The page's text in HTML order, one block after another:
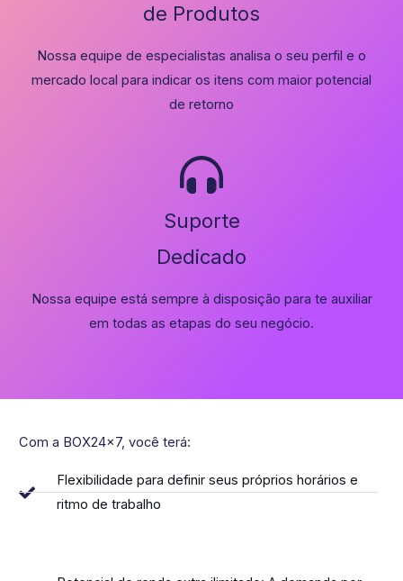
de Produtos
Nossa equipe de especialistas analisa o seu perfil e o
mercado local para indicar os itens com maior potencial
de retorno
Suporte
Dedicado
Nossa equipe está sempre à disposição para te auxiliar
em todas as etapas do seu negócio.
Com a BOX24x7, você terá:
Flexibilidade para definir seus próprios horários e
ritmo de trabalho